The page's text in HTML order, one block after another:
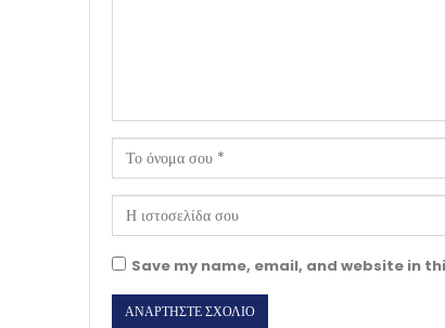
Save my name, email, and website in